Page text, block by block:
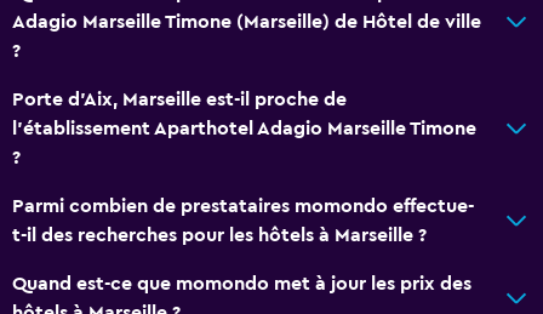
Adagio Marseille Timone (Marseille) de Hôtel de ville
?
Porte d'Aix, Marseille est-il proche de
l'établissement Aparthotel Adagio Marseille Timone
?
Parmi combien de prestataires momondo effectue-
t-il des recherches pour les hôtels à Marseille ?
Quand est-ce que momondo met à jour les prix des